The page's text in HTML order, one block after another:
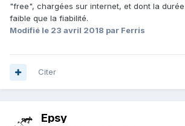
"free", chargées sur internet, et dont la
faible que la fiabilité.
Modifié le 23 avril 2018 par Ferris
Citer
Epsy